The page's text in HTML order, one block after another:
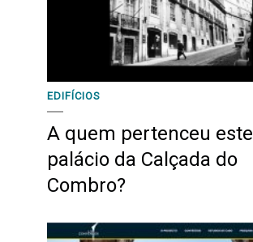
EDIFÍCIOS
A quem pertenceu este
palácio da Calçada do
Combro?